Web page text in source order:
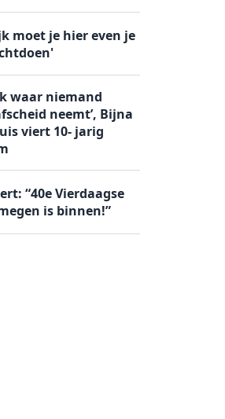
moet je hier even je
waar niemand
neemt’, Bijna
viert 10- jarig
“40e Vierdaagse
is binnen!”